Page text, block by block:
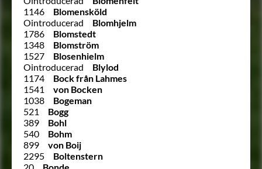
1146
Blomensköld
Ointroducerad
Blomhjelm
1786
Blomstedt
1348
Blomström
1527
Blosenhielm
Ointroducerad
Blylod
1174
Bock från Lahmes
1541
von Bocken
1038
Bogeman
521
Bogg
389
Bohl
540
Bohm
899
von Boij
2295
Boltenstern